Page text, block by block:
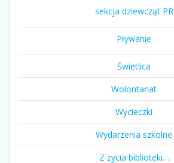
sekcja dziewcząt PR
Pływanie
Świetlica
Wolontariat
Wycieczki
Wydarzenia szkolne
Z życia biblioteki…